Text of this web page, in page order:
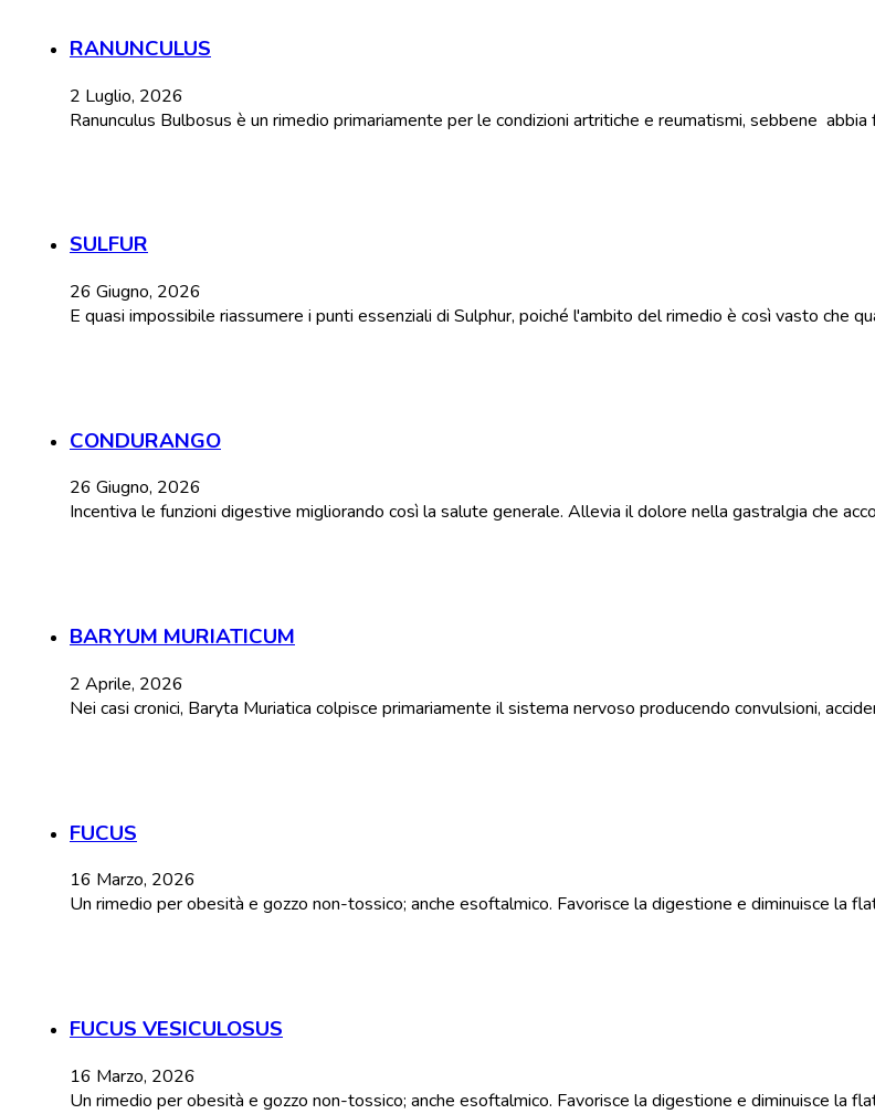
RANUNCULUS
2 Luglio, 2026
Ranunculus Bulbosus è un rimedio primariamente per le condizioni artritiche e reumatismi, sebbene
SULFUR
26 Giugno, 2026
E quasi impossibile riassumere i punti essenziali di Sulphur, poiché l'ambito del rimedio è così vasto che
CONDURANGO
26 Giugno, 2026
Incentiva le funzioni digestive migliorando così la salute generale. Allevia il dolore nella gastralgia che
BARYUM MURIATICUM
2 Aprile, 2026
Nei casi cronici, Baryta Muriatica colpisce primariamente il sistema nervoso producendo convulsioni,
FUCUS
16 Marzo, 2026
Un rimedio per obesità e gozzo non-tossico; anche esoftalmico. Favorisce la digestione e diminuisce la
FUCUS VESICULOSUS
16 Marzo, 2026
Un rimedio per obesità e gozzo non-tossico; anche esoftalmico. Favorisce la digestione e diminuisce la